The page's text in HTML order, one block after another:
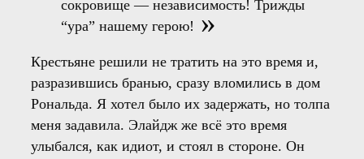
сокровище — независимость! Трижды
“ура” нашему герою!
Крестьяне решили не тратить на это время и,
разразившись бранью, сразу вломились в дом
Рональда. Я хотел было их задержать, но толпа
меня задавила. Элайдж же всё это время
улыбался, как идиот, и стоял в стороне. Он